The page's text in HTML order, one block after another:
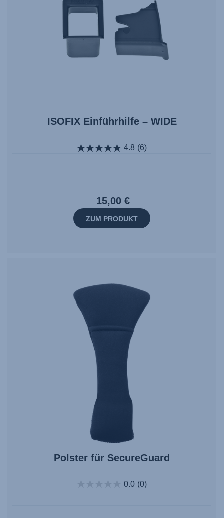
ISOFIX Einführhilfe – WIDE
4.8 (6)
15,00 €
ZUM PRODUKT
Polster für SecureGuard
0.0 (0)